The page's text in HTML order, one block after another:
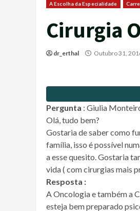
A Escolha da Especialidade
Cirurgia
dr_erthal Outubro 31,
Pergunta : Giulia
Olá, tudo bem?
Gostaria de saber como
família, isso é possível
a esse quesito. Gostaria
vida ( com cirurgias mais
Resposta :
A Oncologia e também a
esteja bem preparado